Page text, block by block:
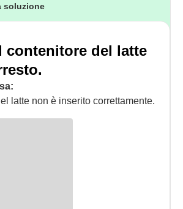
soluzione
contenitore del latte
latte non è inserito correttamente.